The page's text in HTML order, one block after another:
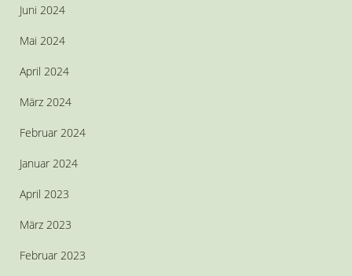
Juni 2024
Mai 2024
April 2024
März 2024
Februar 2024
Januar 2024
April 2023
März 2023
Februar 2023